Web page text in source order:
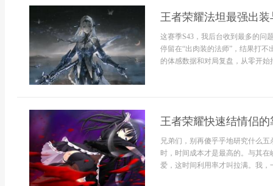
王者荣耀法坦最强出
这赛季S43，我后台收到最多的问
停留在“出肉装的法师”，结果打
的体感数据和对局复盘，从零开
王者荣耀快速结情侣
兄弟们，别再傻乎乎地研究什么
时，时间成本才是最高的。与其
爱，这时间利用率才叫拉满。我